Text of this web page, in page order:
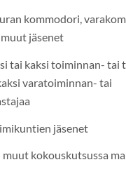
kommodori,
jäsenet
tai kaksi toiminnan- tai
varatoiminnan- tai
jäsenet
muut kokouskutsussa